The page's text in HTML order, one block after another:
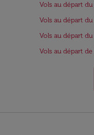
Vols au départ
Vols au départ du
Vols au départ du
Vols au départ